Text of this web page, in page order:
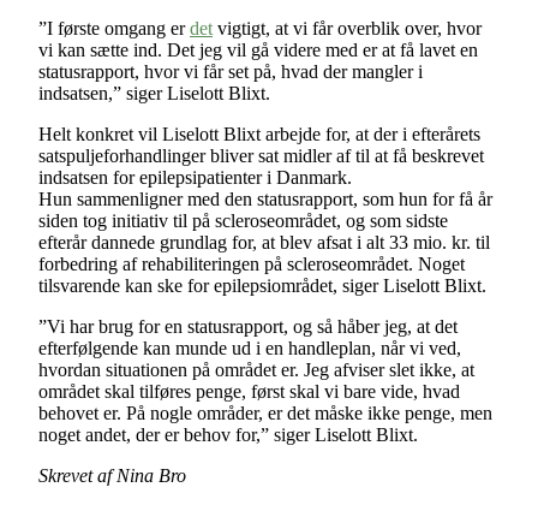
”I første omgang erdet vigtigt, at vi får overblik over, hvor
vi kan sætte ind. Det jeg vil gå videre med er at få lavet en
statusrapport, hvor vi får set på, hvad der mangler i
indsatsen,” siger Liselott Blixt.
Helt konkret vil Liselott Blixt arbejde for, at der i efterårets
satspuljeforhandlinger bliver sat midler af til at få beskrevet
indsatsen for epilepsipatienter i Danmark.
Hun sammenligner med den statusrapport, som hun for få år
siden tog initiativ til på scleroseområdet, og som sidste
efterår dannede grundlag for, at blev afsat i alt 33 mio. kr. til
forbedring af rehabiliteringen på scleroseområdet. Noget
tilsvarende kan ske for epilepsiområdet, siger Liselott Blixt.
”Vi har brug for en statusrapport, og så håber jeg, at det
efterfølgende kan munde ud i en handleplan, når vi ved,
hvordan situationen på området er. Jeg afviser slet ikke, at
området skal tilføres penge, først skal vi bare vide, hvad
behovet er. På nogle områder, er det måske ikke penge, men
noget andet, der er behov for,” siger Liselott Blixt.
Skrevet af Nina Bro